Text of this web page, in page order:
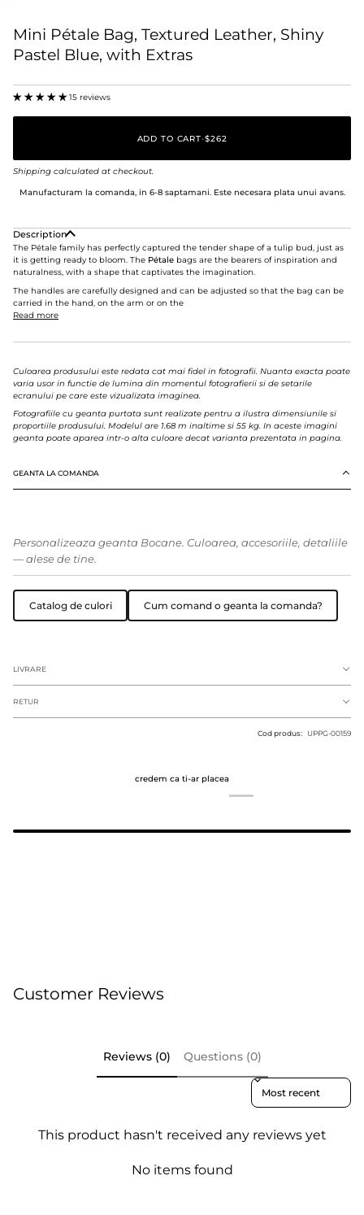
Mini Pétale Bag, Textured Leather, Shiny
Pastel Blue, with Extras
15 reviews
ADD TO CART•$262
Shipping calculated at checkout.
Manufacturam la comanda, in 6-8 saptamani. Este necesara plata unui avans.
Description
The Pétale family has perfectly captured the tender shape of a tulip bud, just as
it is getting ready to bloom. The Pétale bags are the bearers of inspiration and
naturalness, with a shape that captivates the imagination.
The handles are carefully designed and can be adjusted so that the bag can be
carried in the hand, on the arm or on the
Read more
Culoarea produsului este redata cat mai fidel in fotografii. Nuanta exacta poate
varia usor in functie de lumina din momentul fotografierii si de setarile
ecranului pe care este vizualizata imaginea.
Fotografiile cu geanta purtata sunt realizate pentru a ilustra dimensiunile si
proportiile produsului. Modelul are 1.68 m inaltime si 55 kg. In aceste imagini
geanta poate aparea intr-o alta culoare decat varianta prezentata in pagina.
GEANTA LA COMANDA
Personalizeaza geanta Bocane. Culoarea, accesoriile, detaliile
— alese de tine.
Catalog de culori Cum comand o geanta la comanda?
LIVRARE
RETUR
Cod produs: UPPG-00159
credem ca ti-ar placea
Customer Reviews
Reviews (0) Questions (0)
Sort reviews by
This product hasn't received any reviews yet
No items found